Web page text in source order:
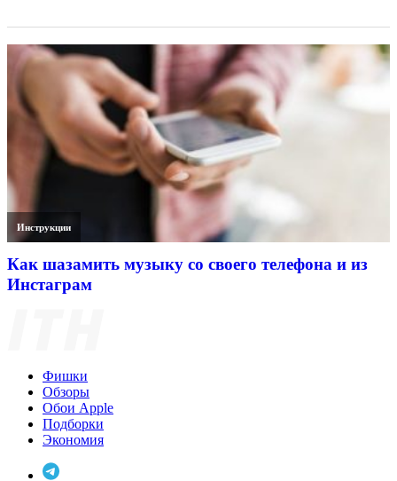
Инструкции
Как шазамить музыку со своего телефона и из
Инстаграм
Фишки
Обзоры
Обои Apple
Подборки
Экономия